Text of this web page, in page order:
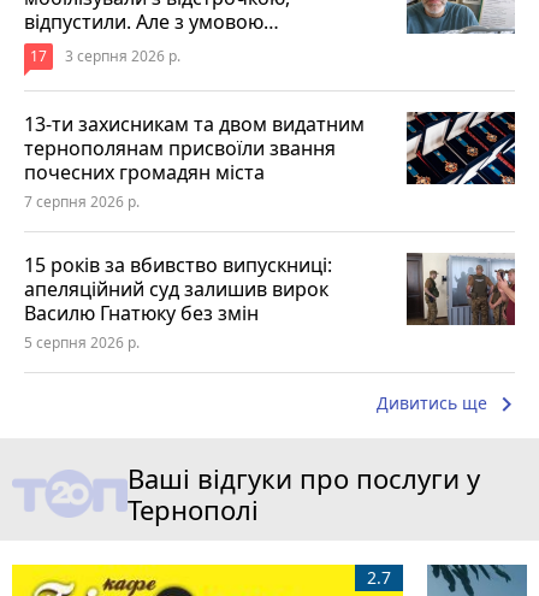
відпустили. Але з умовою…
17 3 серпня 2026 р.
13-ти захисникам та двом видатним
тернополянам присвоїли звання
почесних громадян міста
7 серпня 2026 р.
15 років за вбивство випускниці:
апеляційний суд залишив вирок
Василю Гнатюку без змін
5 серпня 2026 р.
Дивитись ще keyboard_arrow_right
Ваші відгуки про послуги у
Тернополі
2.7